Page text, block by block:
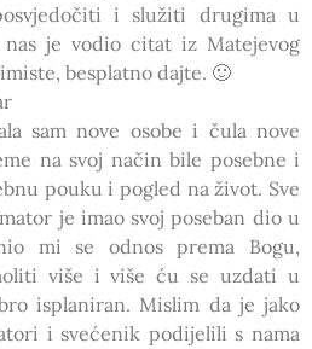
i služiti drugima u
je vodio citat iz Matejevog
besplatno dajte. 🙂
sam nove osobe i čula nove
na svoj način bile posebne i
pouku i pogled na život. Sve
je imao svoj poseban dio u
mi se odnos prema Bogu,
više i više ću se uzdati u
isplaniran. Mislim da je jako
i svećenik podijelili s nama